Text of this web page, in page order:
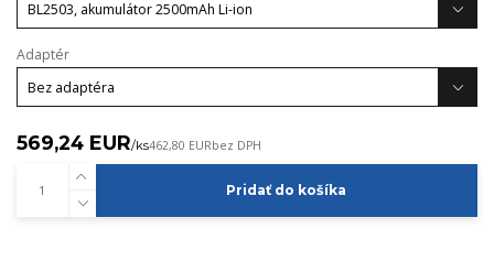
Adaptér
569,24 EUR/ks462,80 EURbez DPH
Pridať do košíka